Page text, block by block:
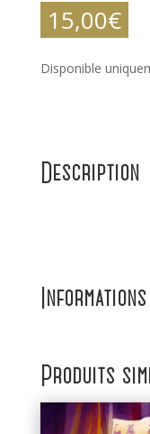
15,00€
Disponible
Description
Produits